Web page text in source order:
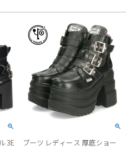
3E ブーツ レディース 厚底ショー